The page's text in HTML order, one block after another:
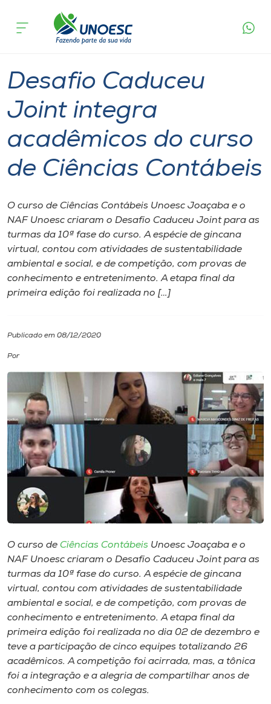
Cursos
Pesquisa
Atendimento ao Estudante
Portal de Ensino
A
Internacionalização
I.nova
Diplomados
Cultura
CPA
Biblioteca
Editora
Rádio
Museu
Unoesc
Store
Selecione
acontece
Desafio Caduceu
Joint integra
acadêmicos do curso
de Ciências Contábeis
O curso de Ciências Contábeis Unoesc Joaçaba e o
NAF Unoesc criaram o Desafio Caduceu Joint para as
turmas da 10ª fase do curso. A espécie de gincana
virtual, contou com atividades de sustentabilidade
ambiental e social, e de competição, com provas de
conhecimento e entretenimento. A etapa final da
primeira edição foi realizada no […]
Publicado em 08/12/2020
Por
O curso de Ciências Contábeis Unoesc Joaçaba e o
NAF Unoesc criaram o Desafio Caduceu Joint para as
turmas da 10ª fase do curso. A espécie de gincana
virtual, contou com atividades de sustentabilidade
ambiental e social, e de competição, com provas de
conhecimento e entretenimento. A etapa final da
primeira edição foi realizada no dia 02 de dezembro e
teve a participação de cinco equipes totalizando 26
acadêmicos. A competição foi acirrada, mas, a tônica
foi a integração e a alegria de compartilhar anos de
conhecimento com os colegas.